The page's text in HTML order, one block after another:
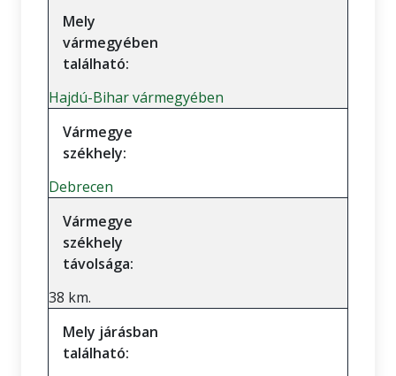
Mely
vármegyében
található:
Hajdú-Bihar vármegyében
Vármegye
székhely:
Debrecen
Vármegye
székhely
távolsága:
38 km.
Mely járásban
található: